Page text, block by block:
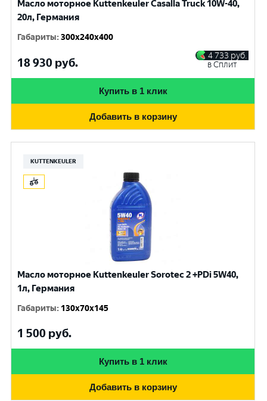
Масло моторное Kuttenkeuler Casalla Truck 10W-40,
20л, Германия
Габариты:300x240x400
18 930 руб.
4 733 руб.
в Сплит
Купить в 1 клик
Добавить в корзину
KUTTENKEULER
Масло моторное Kuttenkeuler Sorotec 2 +PDi 5W40,
1л, Германия
Габариты: 130x70x145
1 500 руб.
Купить в 1 клик
Добавить в корзину